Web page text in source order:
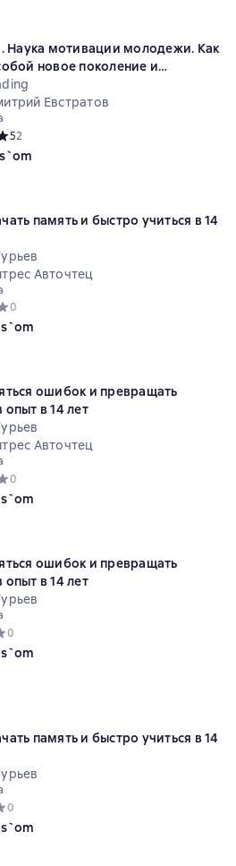
Наука мотивации молодежи. Как
новое поколение и
себе жизнь. Дэвид Игер.
Евстратов
рейтинг 5 на основе 2 оценок
52
память и быстро учиться в 14
Авточтец
рейтинг 0 на основе 0 оценок
0
ошибок и превращать
опыт в 14 лет
Авточтец
рейтинг 0 на основе 0 оценок
0
ошибок и превращать
опыт в 14 лет
рейтинг 0 на основе 0 оценок
0
память и быстро учиться в 14
рейтинг 0 на основе 0 оценок
0